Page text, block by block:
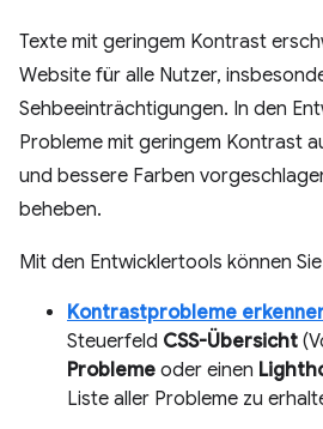
Texte mit geringem Kontrast
Website für alle Nutzer,
Sehbeeinträchtigungen. In den
Probleme mit geringem Kontrast
und bessere Farben
beheben.
Mit den Entwicklertools können
Kontrastprobleme
Steuerfeld CSS-Übersicht
Probleme oder einen
Liste aller Probleme zu